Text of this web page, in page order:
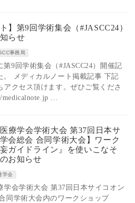
】第9回学術集会（#JASCC24）
らせ
事務局
第9回学術集会（#JASCC24）開催記
。 メディカルノート掲載記事 下記
アクセス頂けます。ぜひご覧くださ
medicalnote.jp …
療学会学術大会 第37回日本サ
会総会 合同学術大会】ワーク
ガイドライン』を使いこなそ
お知らせ
学会
学会学術大会 第37回日本サイコオン
同学術大会内のワークショップ